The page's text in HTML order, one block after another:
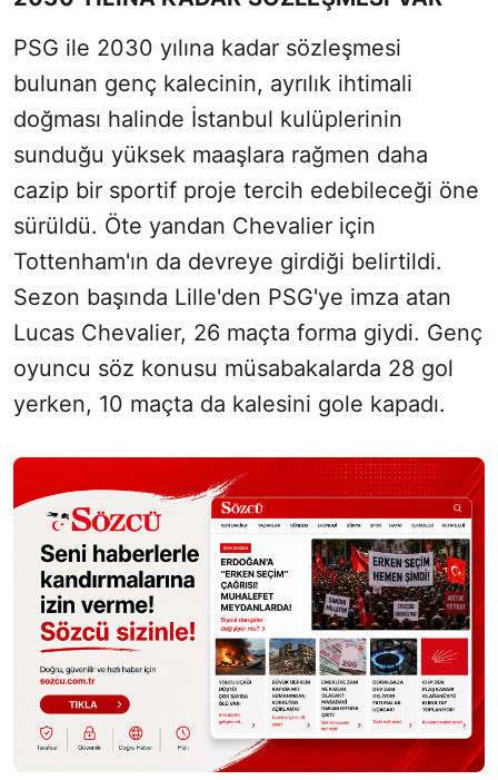
PSG ile 2030 yılına kadar sözleşmesi
bulunan genç kalecinin, ayrılık ihtimali
doğması halinde İstanbul kulüplerinin
sunduğu yüksek maaşlara rağmen daha
cazip bir sportif proje tercih edebileceği öne
sürüldü. Öte yandan Chevalier için
Tottenham'ın da devreye girdiği belirtildi.
Sezon başında Lille'den PSG'ye imza atan
Lucas Chevalier, 26 maçta forma giydi. Genç
oyuncu söz konusu müsabakalarda 28 gol
yerken, 10 maçta da kalesini gole kapadı.